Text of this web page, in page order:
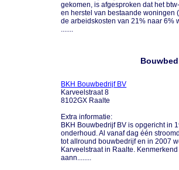
gekomen, is afgesproken dat het
en herstel van bestaande woningen
de arbeidskosten van 21% naar 6%
.......
BKH Bouwbedrijf BV
Karveelstraat 8
8102GX Raalte
Extra informatie:
BKH Bouwbedrijf BV is opgericht in
onderhoud. Al vanaf dag één
tot allround bouwbedrijf en in 2007
Karveelstraat in Raalte.
aann........